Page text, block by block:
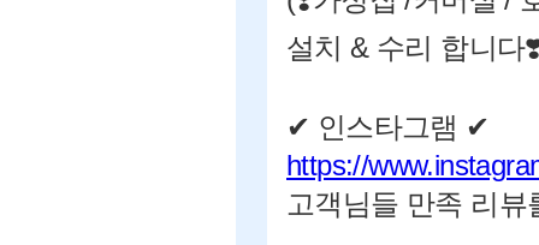
설치 & 수리 합니다
✔ 인스타그램 ✔
https://
고객님들 만족 리